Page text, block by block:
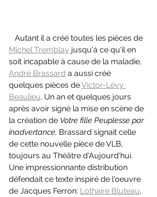
   Autant il a créé toutes les pièces de
Michel Tremblay jusqu'à ce qu'il en
soit incapable à cause de la maladie,
André Brassard a aussi créé
quelques pièces de Victor-Lévy
Beaulieu. Un an et quelques jours
après avoir signé la mise en scène de
la création de Votre fille Peuplesse par
inadvertance, Brassard signait celle
de cette nouvelle pièce de VLB,
toujours au Théâtre d'Aujourd'hui.
Une impressionnante distribution
défendait ce texte inspiré de l'oeuvre
de Jacques Ferron: Lothaire Bluteau,